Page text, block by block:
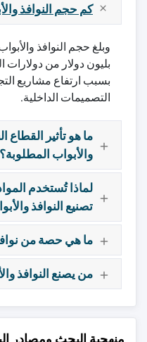
كم حجم النوافذ
بسبب ارتفاع مشاريع
التصميمات الداخلية.
ما هو تأثير القطاع
والأبواب
لماذا تُستخدم
تصنيع النوافذ
ما هي حصة من
من يصنع النوافذ